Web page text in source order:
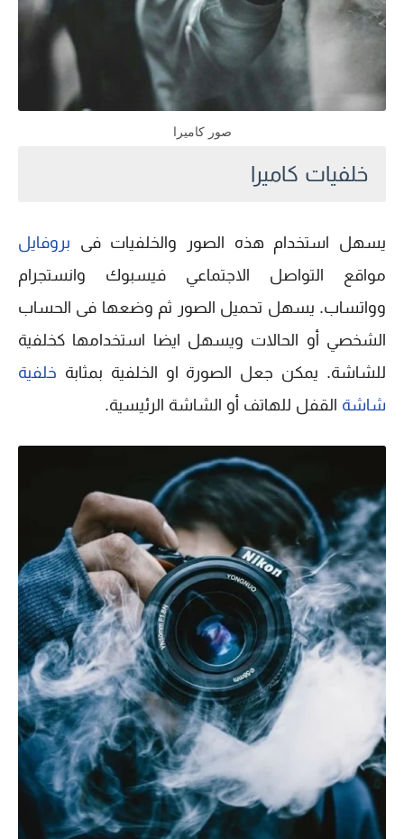
صور كاميرا
خلفيات كاميرا
يسهل استخدام هذه الصور والخلفيات فى بروفايل
مواقع التواصل الاجتماعي فيسبوك وانستجرام
وواتساب. يسهل تحميل الصور ثم وضعها فى الحساب
الشخصي أو الحالات ويسهل ايضا استخدامها كخلفية
للشاشة. يمكن جعل الصورة او الخلفية بمثابة خلفية
شاشة القفل للهاتف أو الشاشة الرئيسية.